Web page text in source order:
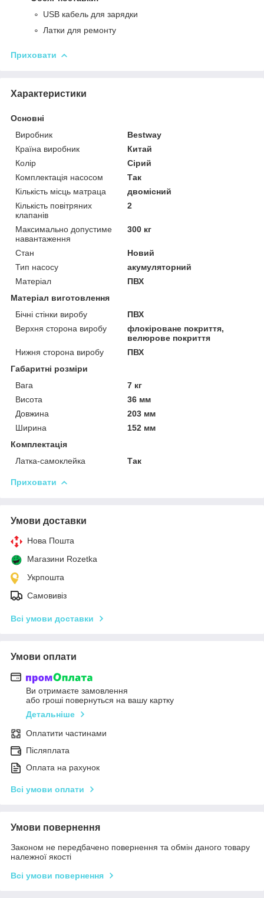
USB кабель для зарядки
Латки для ремонту
Приховати
Характеристики
Основні
Виробник
Bestway
Країна виробник
Китай
Колір
Сірий
Комплектація насосом
Так
Кількість місць матраца
двомісний
Кількість повітряних
клапанів
2
Максимально допустиме
навантаження
300 кг
Стан
Новий
Тип насосу
акумуляторний
Матеріал
ПВХ
Матеріал виготовлення
Бічні стінки виробу
ПВХ
Верхня сторона виробу
флокіроване покриття,
велюрове покриття
Нижня сторона виробу
ПВХ
Габаритні розміри
Вага
7 кг
Висота
36 мм
Довжина
203 мм
Ширина
152 мм
Комплектація
Латка-самоклейка
Так
Приховати
Умови доставки
Нова Пошта
Магазини Rozetka
Укрпошта
Самовивіз
Всі умови доставки
Умови оплати
Ви отримаєте замовлення
або гроші повернуться на вашу картку
Детальніше
Оплатити частинами
Післяплата
Оплата на рахунок
Всі умови оплати
Умови повернення
Законом не передбачено повернення та обмін даного товару
належної якості
Всі умови повернення